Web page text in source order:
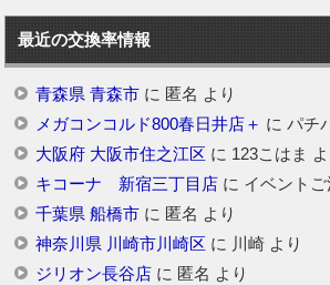
最近の交換率情報
青森県 青森市に 匿名 より
メガコンコルド800春日井店＋ に パチ
大阪府 大阪市住之江区 に 123こはま
キコーナ 新宿三丁目店に イベント
千葉県 船橋市に 匿名 より
神奈川県 川崎市川崎区 に 川崎より
ジリオン長谷店に 匿名 より